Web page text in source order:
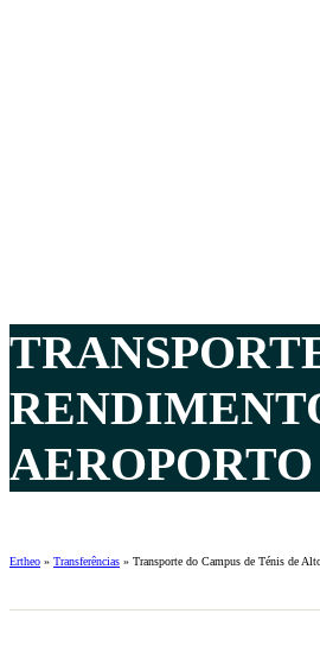
Ertheo » Transferências » Transporte do Campus de Ténis de